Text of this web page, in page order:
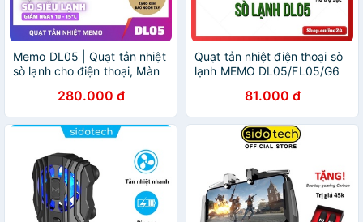
Memo DL05 | Quạt tản nhiệt
sò lạnh cho điện thoại, Màn
LED RGB, Tặng kèm bao tay
chơi game
280.000 đ
Quạt tản nhiệt điện thoại sò
lạnh MEMO DL05/FL05/G6
hiển thị nhiệt độ, LED RGB,
Kẹp 2 chiều
81.000 đ